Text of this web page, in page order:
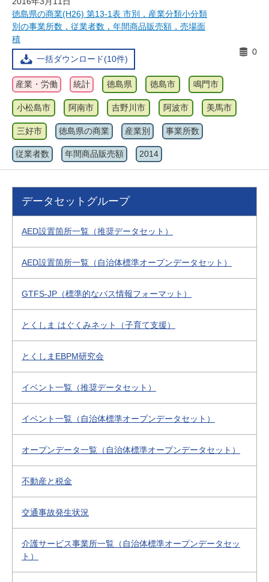
徳島県の商業(H26) 第13-1表 市別，産業分類小分類
別の事業所数，従業者数，年間商品販売額，売場面
積
一括ダウンロード(10件)
0
産業・労働 統計 徳島県 徳島市 鳴門市
小松島市 阿南市 吉野川市 阿波市 美馬市
三好市 徳島県の商業 産業別 事業所数
従業者数 年間商品販売額 2014
データセットグループ
AED設置箇所一覧（推奨データセット）
AED設置箇所一覧（自治体標準オープンデータセット）
GTFS-JP（標準的なバス情報フォーマット）
とくしま はぐくみネット（子育て支援）
とくしまEBPM研究会
イベント一覧（推奨データセット）
イベント一覧（自治体標準オープンデータセット）
オープンデータ一覧（自治体標準オープンデータセット）
不動産と税金
交通事故発生状況
介護サービス事業所一覧（自治体標準オープンデータセッ
ト）